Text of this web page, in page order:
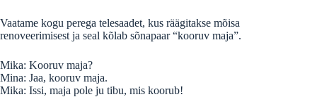
Vaatame kogu perega telesaadet, kus räägitakse mõisa
renoveerimisest ja seal kõlab sõnapaar “kooruv maja”.
Mika: Kooruv maja?
Mina: Jaa, kooruv maja.
Mika: Issi, maja pole ju tibu, mis koorub!